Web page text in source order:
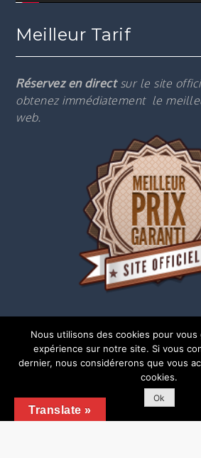
Meilleur Tarif
Réservez en directsur le site
obtenez immédiatement le m
web.
Copyright © 2018 | Tous droits
légales
Shark Business by
Translate »
Nous utilisons des cookies pour vous
expérience sur notre site. Si vous
dernier, nous considérerons que vous
cookies.
Ok